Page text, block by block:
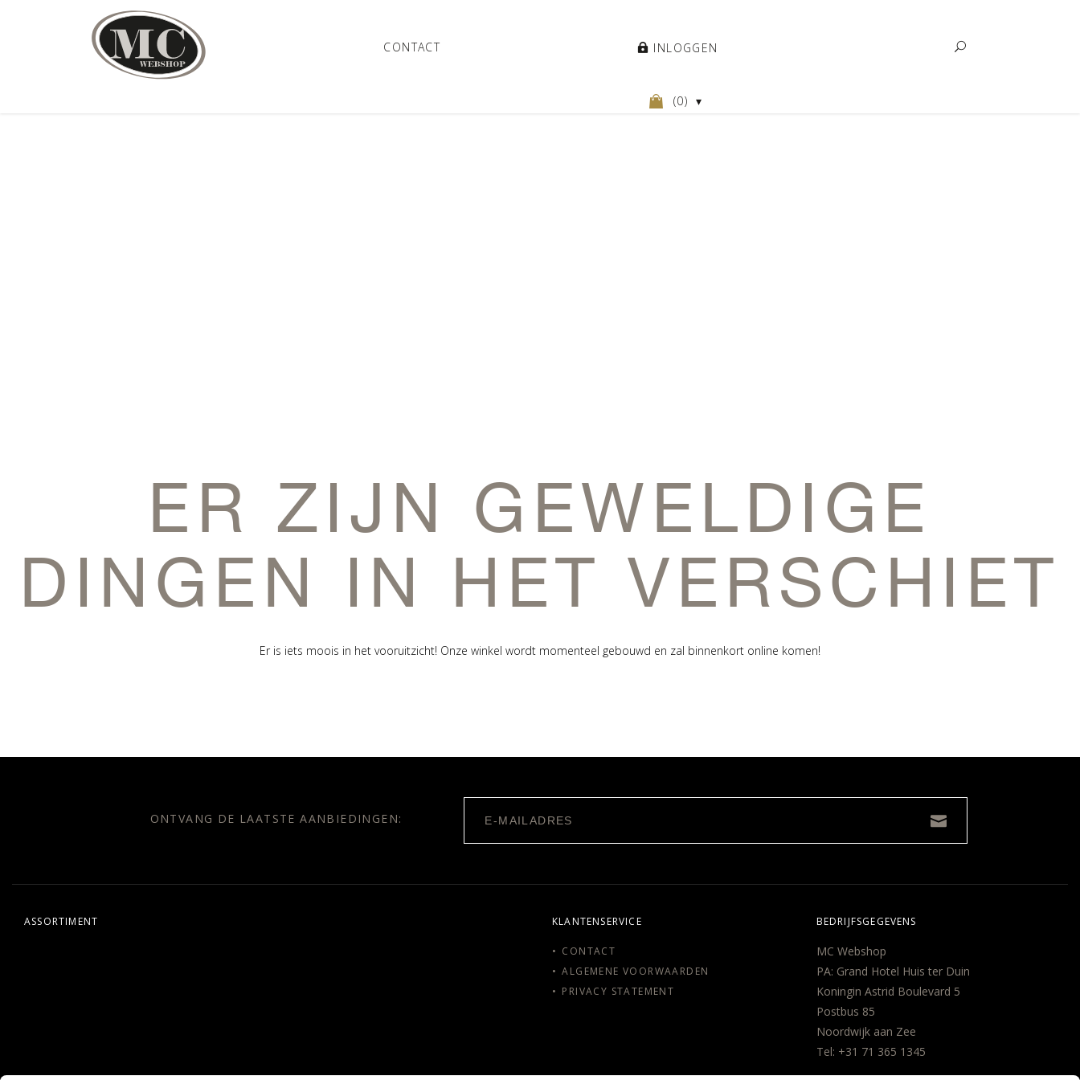
CONTACT INLOGGEN
(0)
ER ZIJN GEWELDIGE
DINGEN IN HET VERSCHIET
Er is iets moois in het vooruitzicht! Onze winkel wordt momenteel gebouwd en zal binnenkort online komen!
ONTVANG DE LAATSTE AANBIEDINGEN:
ASSORTIMENT KLANTENSERVICE
CONTACT
ALGEMENE VOORWAARDEN
PRIVACY STATEMENT
BEDRIJFSGEGEVENS
MC Webshop
PA: Grand Hotel Huis ter Duin
Koningin Astrid Boulevard 5
Postbus 85
Noordwijk aan Zee
Tel: +31 71 365 1345